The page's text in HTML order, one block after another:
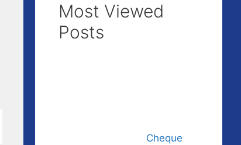
Most Viewed
Posts
Cheque